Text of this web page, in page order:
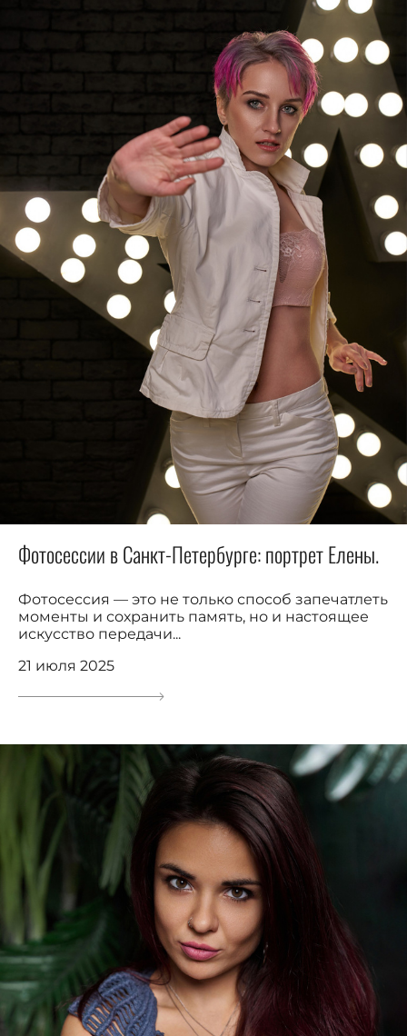
Фотосессии в Санкт-Петербурге: портрет Елены.
Фотосессия — это не только способ запечатлеть
моменты и сохранить память, но и настоящее
искусство передачи...
21 июля 2025